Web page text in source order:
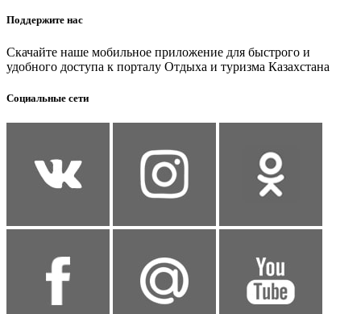
Поддержите нас
Скачайте наше мобильное приложение для быстрого и
удобного доступа к порталу Отдыха и туризма Казахстана
Социальные сети